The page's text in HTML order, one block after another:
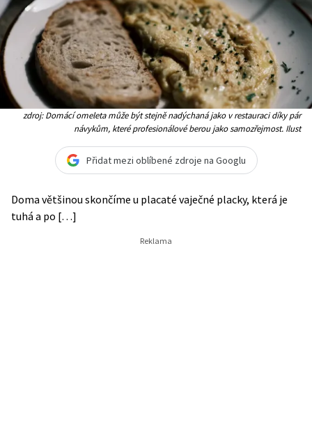
zdroj: Domácí omeleta může být stejně nadýchaná jako v restauraci díky pár
návykům, které profesionálové berou jako samozřejmost. Ilust
Přidat mezi oblíbené zdroje na Googlu
Doma většinou skončíme u placaté vaječné placky, která je
tuhá a po […]